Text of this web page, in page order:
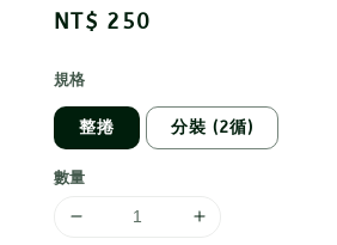
Regular
NT$ 250
規格
整捲 分裝 (2循)
數量